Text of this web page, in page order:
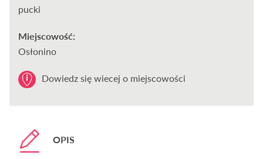
pucki
Miejscowość:
Osłonino
Dowiedz się wiecej o miejscowości
OPIS